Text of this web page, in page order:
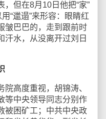
，但在8月10日他把“家”
“邋遢”来形容：眼睛红
皱巴巴的，走到跟前时
汗水，从没离开过刘日
高度重视，胡锦涛、
等中央领导同志分别作
被困矿工；中共中央政